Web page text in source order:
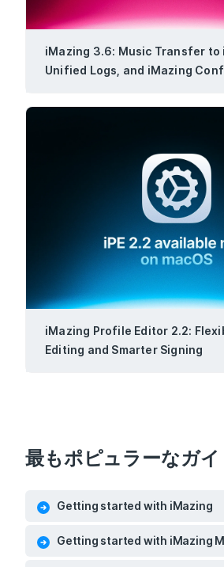
iMazing 3.6: Music Transfer to
Unified Logs, and iMazing
iMazing Profile Editor 2.2:
Editing and Smarter Signing
最もポピュラーなガイ
Getting started with iMazing
Getting started with iMazing